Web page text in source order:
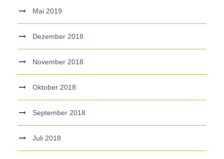
Mai 2019
Dezember 2018
November 2018
Oktober 2018
September 2018
Juli 2018